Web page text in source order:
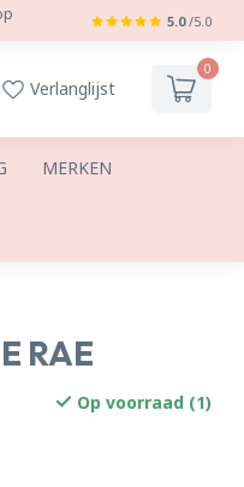
5.0 /5.0
Verlanglijst
0
MERKEN
RAE
Op voorraad (1)